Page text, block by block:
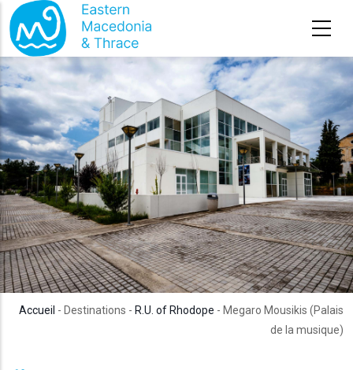
Aller au contenu principal
Accueil - Destinations - R.U. of Rhodope - Megaro Mousikis (Palais
de la musique)